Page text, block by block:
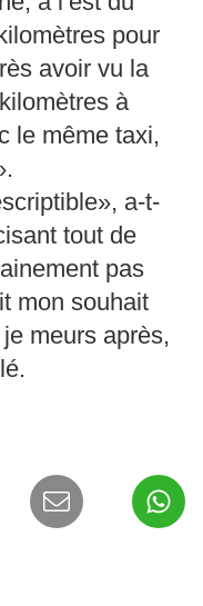
pour
avoir vu la
à
le même taxi,
a-t-
tout de
pas
mon souhait
meurs après,